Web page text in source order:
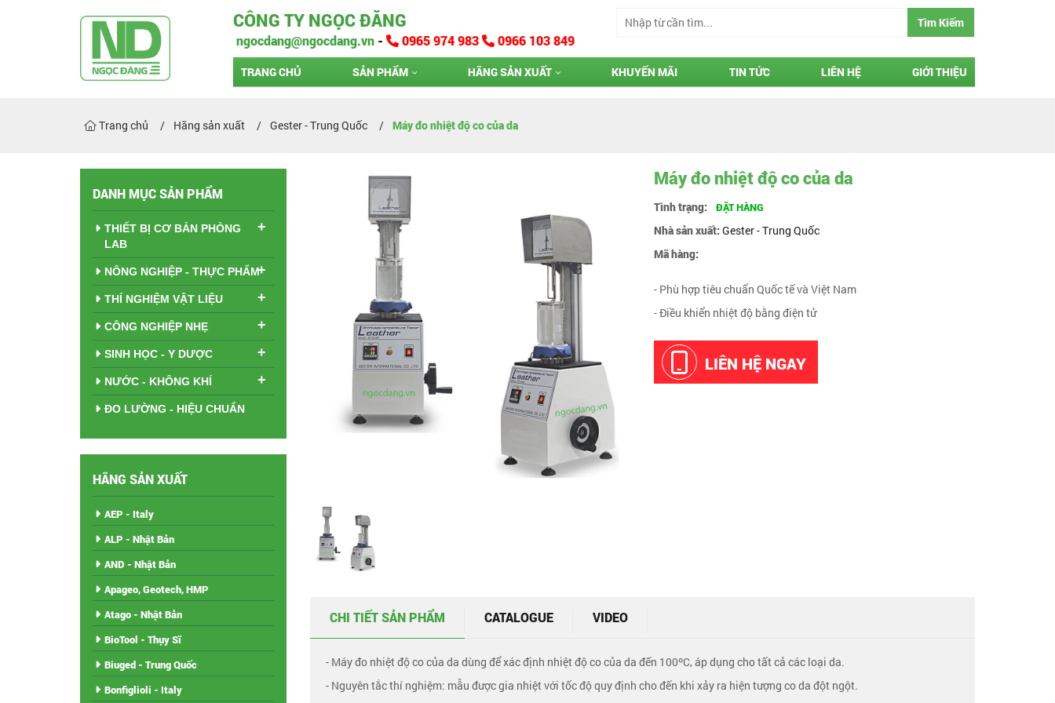
CÔNG TY NGỌC ĐĂNG
ngocdang@ngocdang.vn - 0965 974 983 0966 103 849
Tìm Kiếm
TRANG CHỦ SẢN PHẨM HÃNG SẢN XUẤT KHUYẾN MÃI TIN TỨC LIÊN HỆ GIỚI THIỆU
Trang chủ Hãng sản xuất Gester - Trung Quốc Máy đo nhiệt độ co của da
Máy đo nhiệt độ co của da
Tình trạng: ĐẶT HÀNG
Nhà sản xuất:Gester - Trung Quốc
Mã hàng:
- Phù hợp tiêu chuẩn Quốc tế và Việt Nam
- Điều khiển nhiệt độ bằng điện tử
LIÊN HỆ NGAY
CHI TIẾT SẢN PHẨM CATALOGUE VIDEO
- Máy đo nhiệt độ co của da dùng để xác định nhiệt độ co của da đến 100ºC, áp dụng cho tất cả các loại da.
- Nguyên tắc thí nghiệm: mẫu được gia nhiệt với tốc độ quy định cho đến khi xảy ra hiện tượng co da đột ngột.
DANH MỤC SẢN PHẨM
THIẾT BỊ CƠ BẢN PHÒNG
LAB
+
NÔNG NGHIỆP - THỰC PHẨM+
THÍ NGHIỆM VẬT LIỆU +
CÔNG NGHIỆP NHẸ +
SINH HỌC - Y DƯỢC +
NƯỚC - KHÔNG KHÍ +
ĐO LƯỜNG - HIỆU CHUẨN
HÃNG SẢN XUẤT
AEP - Italy
ALP - Nhật Bản
AND - Nhật Bản
Apageo, Geotech, HMP
Atago - Nhật Bản
BioTool - Thụy Sĩ
Biuged - Trung Quốc
Bonfiglioli - Italy